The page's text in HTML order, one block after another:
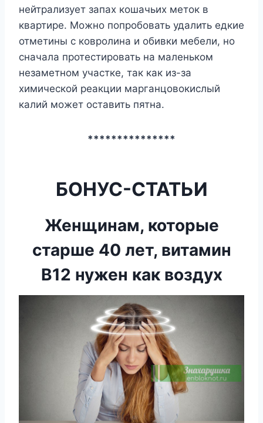
нейтрализует запах кошачьих меток в
квартире. Можно попробовать удалить едкие
отметины с ковролина и обивки мебели, но
сначала протестировать на маленьком
незаметном участке, так как из-за
химической реакции марганцовокислый
калий может оставить пятна.
***************
БОНУС-СТАТЬИ
Женщинам, которые
старше 40 лет, витамин
В12 нужен как воздух